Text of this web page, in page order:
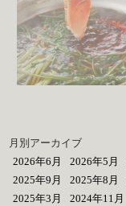
月別アーカイブ
2026年6月
2026年5月
2025年9月
2025年8月
2025年3月
2024年11月